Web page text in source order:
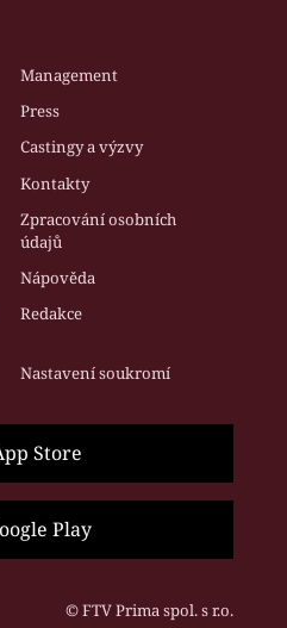
Management
Press
Castingy a výzvy
Kontakty
Zpracování osobních
údajů
Nápověda
Redakce
Nastavení soukromí
Store
Play
© FTV Prima spol. s r.o.